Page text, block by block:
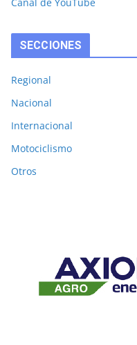
Canal de YouTube
SECCIONES
Regional
Nacional
Internacional
Motociclismo
Otros